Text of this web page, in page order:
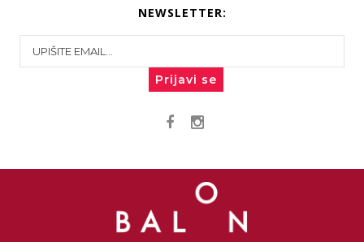
NEWSLETTER:
Prijavi se